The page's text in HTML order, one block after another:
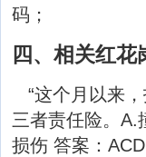
码；
四、相关红
“这个月以来
三者责任险。A.
损伤 答案：